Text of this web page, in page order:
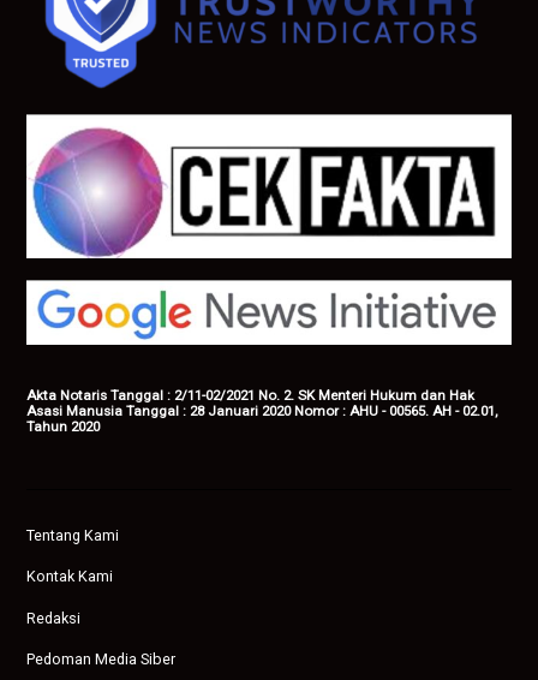
Akta Notaris Tanggal : 2/11-02/2021 No. 2. SK Menteri Hukum dan Hak
Asasi Manusia Tanggal : 28 Januari 2020 Nomor : AHU - 00565. AH - 02.01,
Tahun 2020
Tentang Kami
Kontak Kami
Redaksi
Pedoman Media Siber